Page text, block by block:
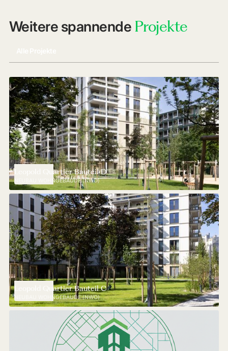
Weitere spannende Projekte
Leopold Quartier Bauteil D
NEUBAU WOHNGEBÄUDE (NWO)
Leopold Quartier Bauteil C
NEUBAU WOHNGEBÄUDE (NWO)